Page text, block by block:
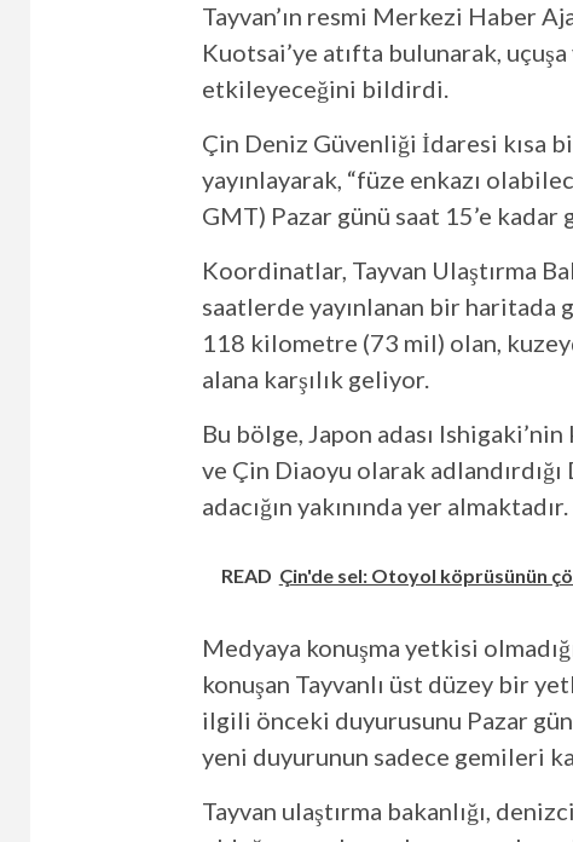
Tayvan’ın resmi Merkezi Haber
Kuotsai’ye atıfta bulunarak,
etkileyeceğini bildirdi.
Çin Deniz Güvenliği İdaresi kısa
yayınlayarak, “füze ​​enkazı
GMT) Pazar günü saat 15’e
Koordinatlar, Tayvan Ulaştırma
saatlerde yayınlanan bir haritada
118 kilometre (73 mil) olan,
alana karşılık geliyor.
Bu bölge, Japon adası Ishigaki’nin
ve Çin Diaoyu olarak
adacığın yakınında yer almaktadır.
READ Çin'de sel: Otoyol köprüsünün
Medyaya konuşma yetkisi
konuşan Tayvanlı üst düzey bir
ilgili önceki duyurusunu Pazar
yeni duyurunun sadece gemileri
Tayvan ulaştırma bakanlığı,